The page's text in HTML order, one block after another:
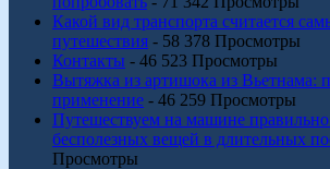
Какой вид транспорта считается
путешествия - 58 378 Просмотры
Контакты - 46 523 Просмотры
Вытяжка из артишока из Вьетнама:
применение - 46 259 Просмотры
Путешествуем на машине
бесполезных вещей в длительных
Просмотры